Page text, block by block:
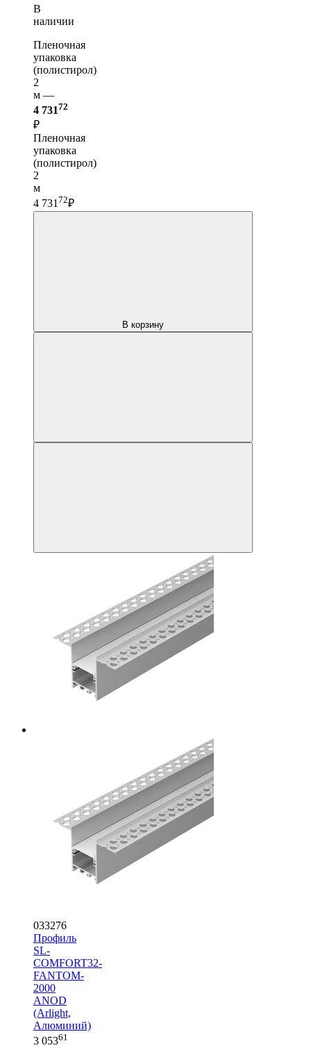
В
наличии
Пленочная
упаковка
(полистирол)
2
м —
4 73172
₽
Пленочная
упаковка
(полистирол)
2
м
4 73172₽
В корзину
033276
Профиль
SL-
COMFORT32-
FANTOM-
2000
ANOD
(Arlight,
Алюминий)
3 05361